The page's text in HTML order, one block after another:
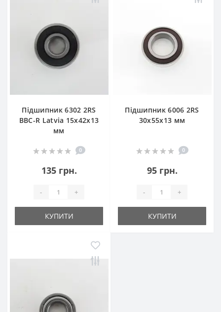
Підшипник 6302 2RS
BBC-R Latvia 15x42x13
мм
0
135 грн.
- +
КУПИТИ
Підшипник 6006 2RS
30x55x13 мм
0
95 грн.
- +
КУПИТИ